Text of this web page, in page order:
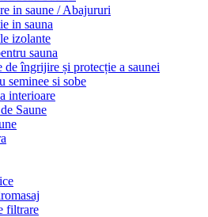
in saune / Abajururi
in sauna
izolante
sauna
de îngrijire și protecție a saunei
seminee si sobe
interioare
Saune
filtrare